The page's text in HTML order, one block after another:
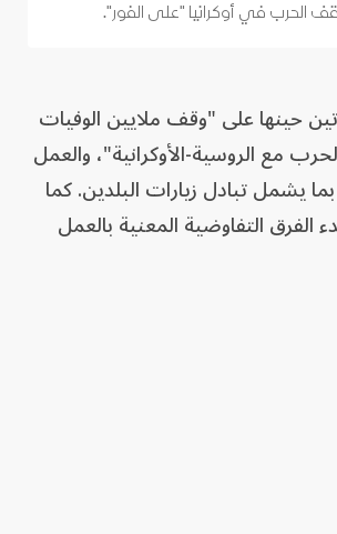
الحرب في أوكرانيا "على الفور".
حينها على "وقف ملايين الوفيات
مع الروسية-الأوكرانية"، والعمل
يشمل تبادل زيارات البلدين. كما
الفرق التفاوضية المعنية بالعمل